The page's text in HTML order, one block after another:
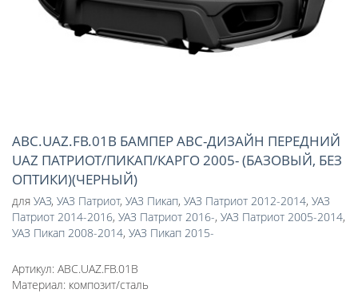
ABC.UAZ.FB.01B БАМПЕР АВС-ДИЗАЙН ПЕРЕДНИЙ
UAZ ПАТРИОТ/ПИКАП/КАРГО 2005- (БАЗОВЫЙ, БЕЗ
ОПТИКИ)(ЧЕРНЫЙ)
для УАЗ, УАЗ Патриот, УАЗ Пикап, УАЗ Патриот 2012-2014, УАЗ
Патриот 2014-2016, УАЗ Патриот 2016-, УАЗ Патриот 2005-2014,
УАЗ Пикап 2008-2014, УАЗ Пикап 2015-
Артикул: ABC.UAZ.FB.01B
Материал: композит/сталь